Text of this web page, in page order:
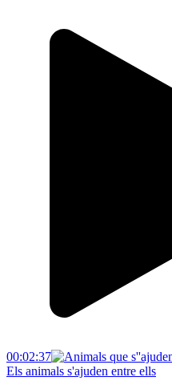
00:02:37
Els animals s'ajuden entre ells